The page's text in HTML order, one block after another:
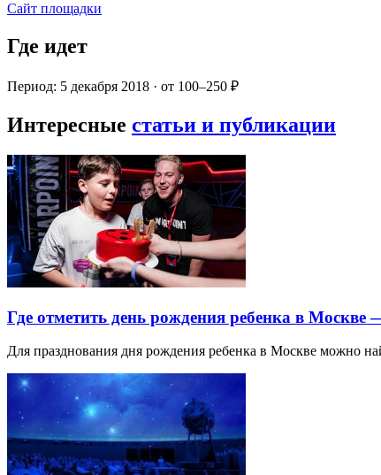
Сайт площадки
Где идет
Период: 5 декабря 2018 · от 100–250 ₽
Интересные статьи и публикации
Где отметить день рождения ребенка в
Для празднования дня рождения ребенка в Москве можно